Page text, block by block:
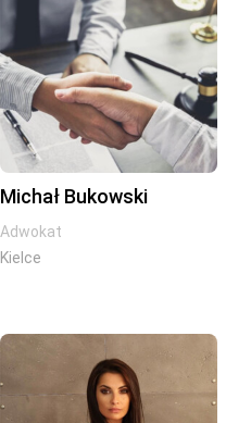
Michał Bukowski
Adwokat
Kielce